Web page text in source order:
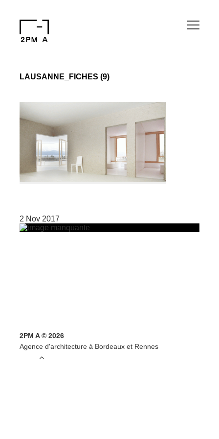
LAUSANNE_FICHES (9)
2 Nov 2017
2PM A © 2026
Agence d'architecture à Bordeaux et Rennes
